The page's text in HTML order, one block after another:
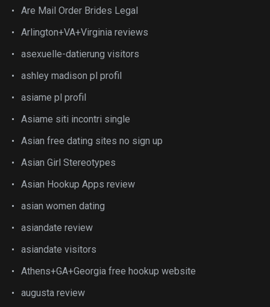
Are Mail Order Brides Legal
Arlington+VA+Virginia reviews
asexuelle-datierung visitors
ashley madison pl profil
asiame pl profil
Asiame siti incontri single
Asian free dating sites no sign up
Asian Girl Stereotypes
Asian Hookup Apps review
asian women dating
asiandate review
asiandate visitors
Athens+GA+Georgia free hookup website
augusta review